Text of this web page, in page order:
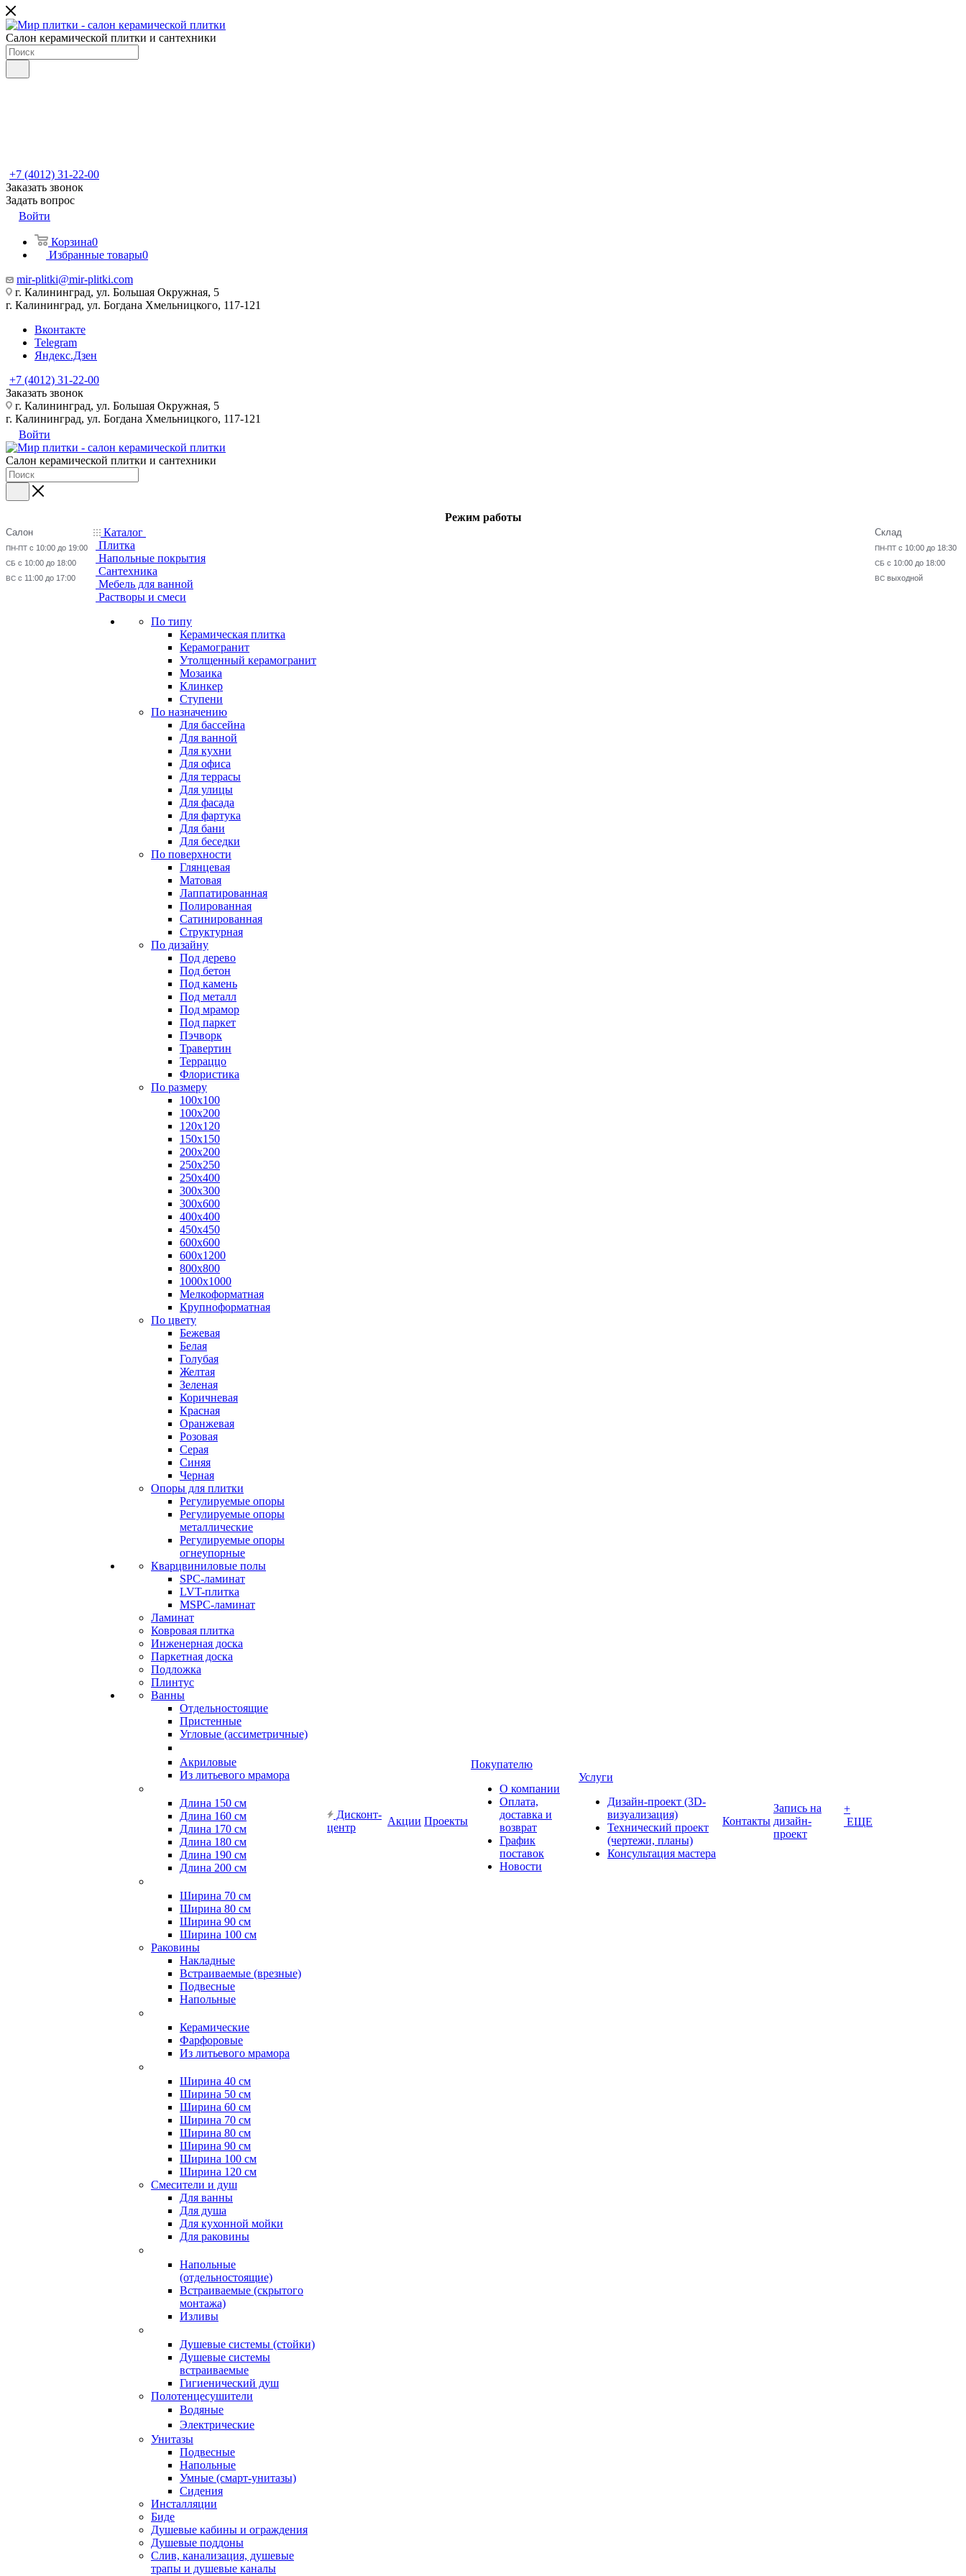
Салон керамической плитки и сантехники
+7 (4012) 31-22-00
Заказать звонок
Задать вопрос
Войти
Корзина0
Избранные товары0
mir-plitki@mir-plitki.com
г. Калининград, ул. Большая Окружная, 5
г. Калининград, ул. Богдана Хмельницкого, 117-121
Вконтакте
Telegram
Яндекс.Дзен
+7 (4012) 31-22-00
Заказать звонок
г. Калининград, ул. Большая Окружная, 5
г. Калининград, ул. Богдана Хмельницкого, 117-121
Войти
Салон керамической плитки и сантехники
Режим работы
Салон
ПН-ПТ с 10:00 до 19:00
СБ с 10:00 до 18:00
ВС с 11:00 до 17:00
Склад
ПН-ПТ с 10:00 до 18:30
СБ с 10:00 до 18:00
ВС выходной
Каталог
Плитка
Напольные покрытия
Сантехника
Мебель для ванной
Растворы и смеси
По типу
Керамическая плитка
Керамогранит
Утолщенный керамогранит
Мозаика
Клинкер
Ступени
По назначению
Для бассейна
Для ванной
Для кухни
Для офиса
Для террасы
Для улицы
Для фасада
Для фартука
Для бани
Для беседки
По поверхности
Глянцевая
Матовая
Лаппатированная
Полированная
Сатинированная
Структурная
По дизайну
Под дерево
Под бетон
Под камень
Под металл
Под мрамор
Под паркет
Пэчворк
Травертин
Терраццо
Флористика
По размеру
100х100
100х200
120х120
150х150
200х200
250х250
250х400
300х300
300х600
400х400
450х450
600х600
600х1200
800х800
1000х1000
Мелкоформатная
Крупноформатная
По цвету
Бежевая
Белая
Голубая
Желтая
Зеленая
Коричневая
Красная
Оранжевая
Розовая
Серая
Синяя
Черная
Опоры для плитки
Регулируемые опоры
Регулируемые опоры
металлические
Регулируемые опоры
огнеупорные
Кварцвиниловые полы
SPC-ламинат
LVT-плитка
MSPC-ламинат
Ламинат
Ковровая плитка
Инженерная доска
Паркетная доска
Подложка
Плинтус
Ванны
Отдельностоящие
Пристенные
Угловые (ассиметричные)
Акриловые
Из литьевого мрамора
Длина 150 см
Длина 160 см
Длина 170 см
Длина 180 см
Длина 190 см
Длина 200 см
Ширина 70 см
Ширина 80 см
Ширина 90 см
Ширина 100 см
Раковины
Накладные
Встраиваемые (врезные)
Подвесные
Напольные
Керамические
Фарфоровые
Из литьевого мрамора
Ширина 40 см
Ширина 50 см
Ширина 60 см
Ширина 70 см
Ширина 80 см
Ширина 90 см
Ширина 100 см
Ширина 120 см
Смесители и душ
Для ванны
Для душа
Для кухонной мойки
Для раковины
Напольные
(отдельностоящие)
Встраиваемые (скрытого
монтажа)
Изливы
Душевые системы (стойки)
Душевые системы
встраиваемые
Гигиенический душ
Полотенцесушители
ㅤВодяные
ㅤЭлектрические
Унитазы
Подвесные
Напольные
Умные (смарт-унитазы)
Сидения
Инсталляции
Биде
Душевые кабины и ограждения
Душевые поддоны
Слив, канализация, душевые
трапы и душевые каналы
Дисконт-
центр
Акции Проекты
Покупателю
О компании
Оплата,
доставка и
возврат
График
поставок
Новости
Услуги
Дизайн-проект (3D-
визуализация)
Технический проект
(чертежи, планы)
Консультация мастера
Контакты
Запись на
дизайн-
проект
+
ЕЩЕ